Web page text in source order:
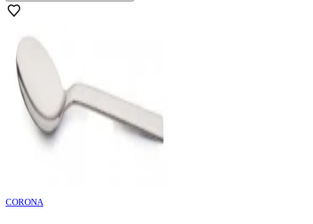
CORONA